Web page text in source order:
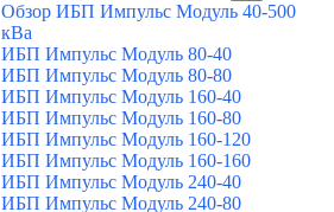
Обзор ИБП Импульс Модуль 40-500
кВа
ИБП Импульс Модуль 80-40
ИБП Импульс Модуль 80-80
ИБП Импульс Модуль 160-40
ИБП Импульс Модуль 160-80
ИБП Импульс Модуль 160-120
ИБП Импульс Модуль 160-160
ИБП Импульс Модуль 240-40
ИБП Импульс Модуль 240-80